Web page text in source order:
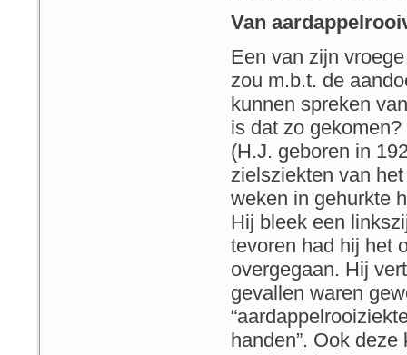
Van
Een van zijn
zou m.b.t. de
kunnen spreken
is dat zo
(H.J. geboren in
zielsziekten van
weken in gehurkte
Hij bleek een
tevoren had hij het
overgegaan. Hij
gevallen waren
handen”. Ook